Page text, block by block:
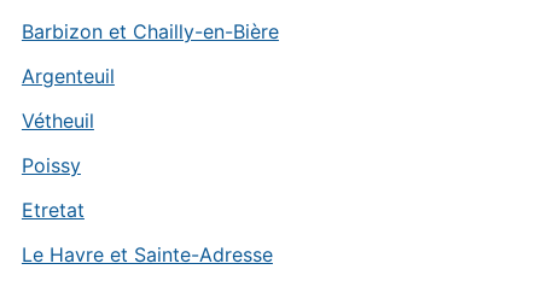
Barbizon et Chailly-en-Bière
Argenteuil
Vétheuil
Poissy
Etretat
Le Havre et Sainte-Adresse